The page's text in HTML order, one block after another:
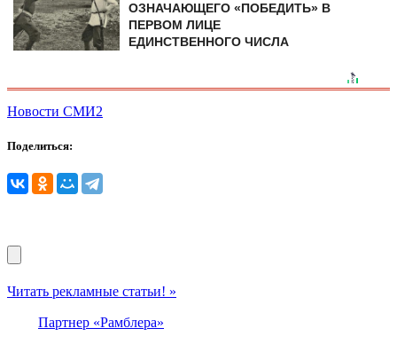
ОЗНАЧАЮЩЕГО «ПОБЕДИТЬ» В
ПЕРВОМ ЛИЦЕ
ЕДИНСТВЕННОГО ЧИСЛА
Новости СМИ2
Поделиться:
Читать рекламные статьи! »
Партнер «Рамблера»